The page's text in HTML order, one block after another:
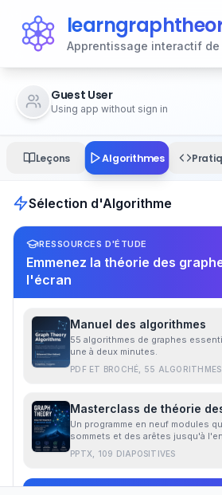
Apprentissage interactif
Guest User
Using app without sign in
Leçons Algorithmes
Sélection d'Algorithme
RESSOURCES D'ÉTUDE
Emmenez la théorie des
l'écran
Manuel des algorithmes
55 algorithmes de graphes
une à deux minutes.
PDF ET BROCHÉ, 55 ALGORITHMES
Masterclass de théorie
Un programme en neuf modules
sommets et des arêtes jusqu'à
PPTX, 109 DIAPOSITIVES